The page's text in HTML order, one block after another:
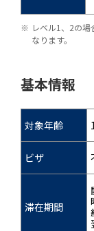
レベル1、2の
なります。
基本情報
対象年齢
ビザ
滞在期間